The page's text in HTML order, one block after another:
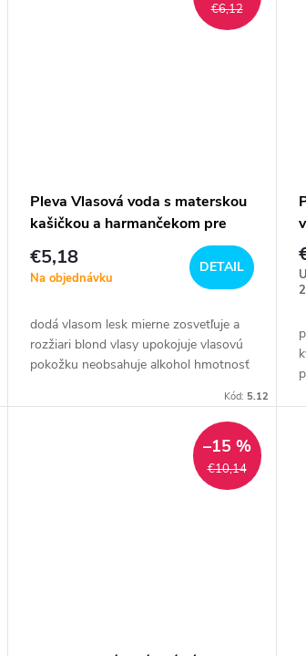
€6,12
Pleva Vlasová voda s materskou
kašičkou a harmančekom pre
žiarivé vlasy
€5,18
Na objednávku
DETAIL
dodá vlasom lesk mierne zosvetľuje a
rozžiari blond vlasy upokojuje vlasovú
pokožku neobsahuje alkohol hmotnosť
Kód: 5.12
€10,14
–15 %